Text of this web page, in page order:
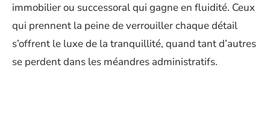
immobilier ou successoral qui gagne en fluidité. Ceux
qui prennent la peine de verrouiller chaque détail
s’offrent le luxe de la tranquillité, quand tant d’autres
se perdent dans les méandres administratifs.